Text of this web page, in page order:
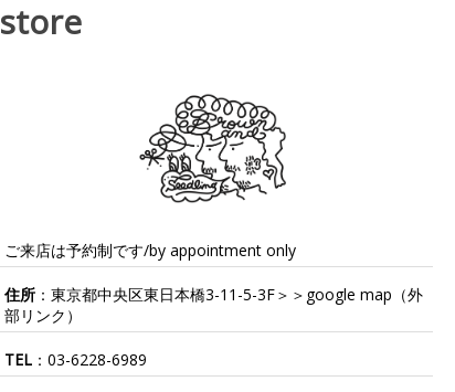
store
ご来店は予約制です/by appointment only
住所 ：東京都中央区東日本橋3-11-5-3F＞＞ google map （外
部リンク）
TEL ：03-6228-6989